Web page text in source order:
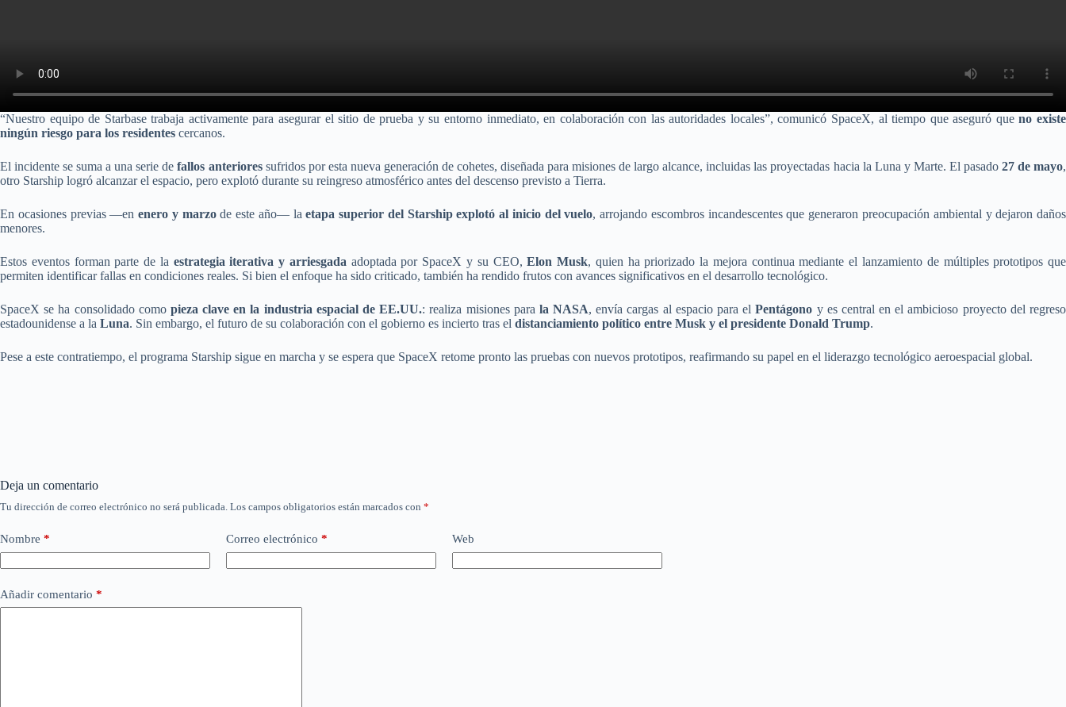
“Nuestro equipo de Starbase trabaja activamente para asegurar el sitio de prueba y su entorno inmediato, en colaboración con las autoridades locales”, comunicó SpaceX, al tiempo que aseguró queno existe
ningún riesgo para los residentes cercanos.
El incidente se suma a una serie defallos anterioressufridos por esta nueva generación de cohetes, diseñada para misiones de largo alcance, incluidas las proyectadas hacia la Luna y Marte. El pasado 27 de mayo,
otro Starship logró alcanzar el espacio, pero explotó durante su reingreso atmosférico antes del descenso previsto a Tierra.
En ocasiones previas —enenero y marzode este año— laetapa superior del Starship explotó al inicio del vuelo, arrojando escombros incandescentes que generaron preocupación ambiental y dejaron daños
menores.
Estos eventos forman parte de la estrategia iterativa y arriesgada adoptada por SpaceX y su CEO,Elon Musk, quien ha priorizado la mejora continua mediante el lanzamiento de múltiples prototipos que
permiten identificar fallas en condiciones reales. Si bien el enfoque ha sido criticado, también ha rendido frutos con avances significativos en el desarrollo tecnológico.
SpaceX se ha consolidado como pieza clave en la industria espacial de EE.UU.: realiza misiones para la NASA, envía cargas al espacio para elPentágono y es central en el ambicioso proyecto del regreso
estadounidense a la Luna. Sin embargo, el futuro de su colaboración con el gobierno es incierto tras el distanciamiento político entre Musk y el presidente Donald Trump.
Pese a este contratiempo, el programa Starship sigue en marcha y se espera que SpaceX retome pronto las pruebas con nuevos prototipos, reafirmando su papel en el liderazgo tecnológico aeroespacial global.
Deja un comentario
Tu dirección de correo electrónico no será publicada. Los campos obligatorios están marcados con *
Nombre * Correo electrónico * Web
Añadir comentario *